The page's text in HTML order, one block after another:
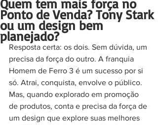
Quem tem mais força no
Ponto de Venda? Tony Stark
ou um design bem
planejado?
Resposta certa: os dois. Sem dúvida, um
precisa da força do outro. A franquia
Homem de Ferro 3 é um sucesso por si
só. Atrai, conquista, envolve o público.
Mas, quando explorado em promoção
de produtos, conta e precisa da força de
um design que explore suas melhores